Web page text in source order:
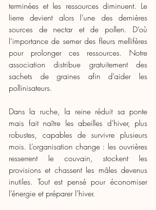
terminées et les ressources diminuent. Le
lierre devient alors l’une des dernières
sources de nectar et de pollen. D’où
l’importance de semer des fleurs mellifères
pour prolonger ces ressources. Notre
association distribue gratuitement des
sachets de graines afin d’aider les
pollinisateurs.
Dans la ruche, la reine réduit sa ponte
mais fait naître les abeilles d’hiver, plus
robustes, capables de survivre plusieurs
mois. L’organisation change : les ouvrières
resserrent le couvain, stockent les
provisions et chassent les mâles devenus
inutiles. Tout est pensé pour économiser
l’énergie et préparer l’hiver.